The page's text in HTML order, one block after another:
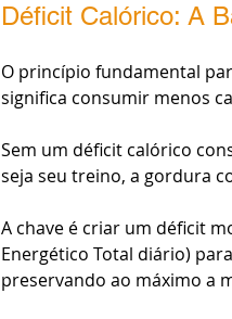
Déficit Calórico: A
O princípio fundamental
significa consumir menos
Sem um déficit calórico
seja seu treino, a gordura
A chave é criar um déficit
Energético Total diário)
preservando ao máximo a